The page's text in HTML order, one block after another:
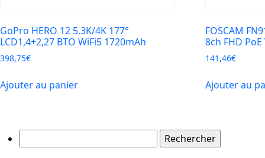
GoPro HERO 12 5.3K/4K 177°
LCD1,4+2,27 BTO WiFi5 1720mAh
398,75€
Ajouter au panier
FOSCAM
8ch FHD
141,46€
Ajouter au